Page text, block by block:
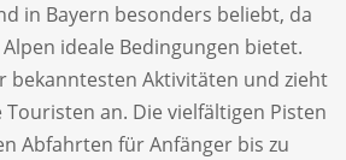
in Bayern besonders beliebt, da
ideale Bedingungen bietet.
bekanntesten Aktivitäten und zieht
Touristen an. Die vielfältigen Pisten
Abfahrten für Anfänger bis zu